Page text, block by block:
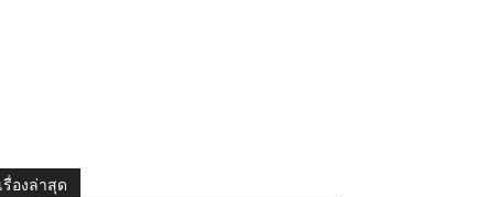
เรื่องล่าสุด